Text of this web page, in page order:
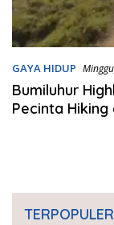
GAYA HIDUP
Bumiluhur
Pecinta
TERPOPULER